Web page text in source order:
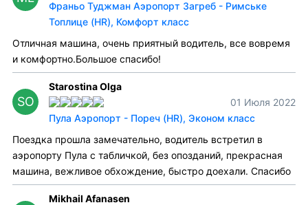
Франьо Туджман Аэропорт Загреб - Римське
Топлице (HR), Комфорт класс
Отличная машина, очень приятный водитель, все вовремя
и комфортно.Большое спасибо!
SO
Starostina Olga
01 Июля 2022
Пула Аэропорт - Пореч (HR), Эконом класс
Поездка прошла замечательно, водитель встретил в
аэропорту Пула с табличкой, без опозданий, прекрасная
машина, вежливое обхождение, быстро доехали. Спасибо
Mikhail Afanasen